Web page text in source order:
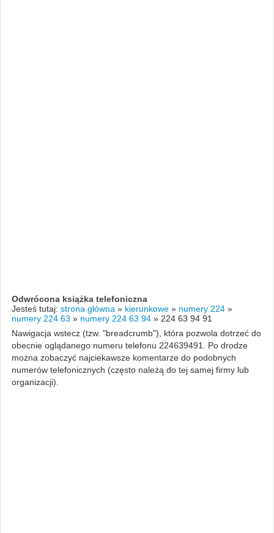
Odwrócona książka telefoniczna
Jesteś tutaj: strona główna » kierunkowe » numery 224 »
numery 224 63 » numery 224 63 94 » 224 63 94 91
Nawigacja wstecz (tzw. "breadcrumb"), która pozwola dotrzeć do
obecnie oglądanego numeru telefonu 224639491. Po drodze
można zobaczyć najciekawsze komentarze do podobnych
numerów telefonicznych (często należą do tej samej firmy lub
organizacji).